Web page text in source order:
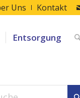
Uns Kontakt
Entsorgung